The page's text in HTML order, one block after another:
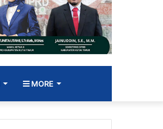
MORE